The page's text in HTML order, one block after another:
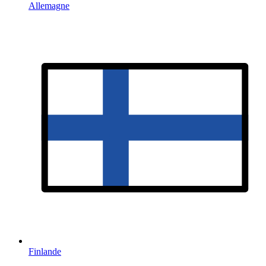
Allemagne
Finlande